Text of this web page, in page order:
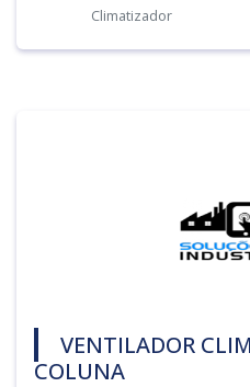
Climatizador
VENTILADOR
COLUNA